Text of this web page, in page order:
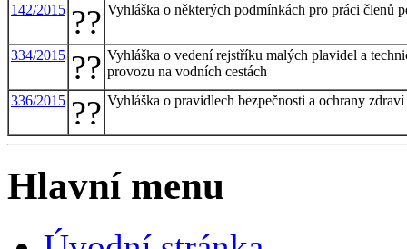
142/2015 ?? Vyhláška o některých podmínkách pro práci členů
334/2015 ?? Vyhláška o vedení rejstříku malých plavidel a
provozu na vodních cestách
336/2015 ?? Vyhláška o pravidlech bezpečnosti a ochrany
Hlavní menu